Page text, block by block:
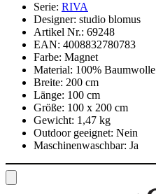
Serie: RIVA
Designer: studio blomus
Artikel Nr.: 69248
EAN: 4008832780783
Farbe: Magnet
Material: 100% Baumwolle
Breite: 200 cm
Länge: 100 cm
Größe: 100 x 200 cm
Gewicht: 1,47 kg
Outdoor geeignet: Nein
Maschinenwaschbar: Ja